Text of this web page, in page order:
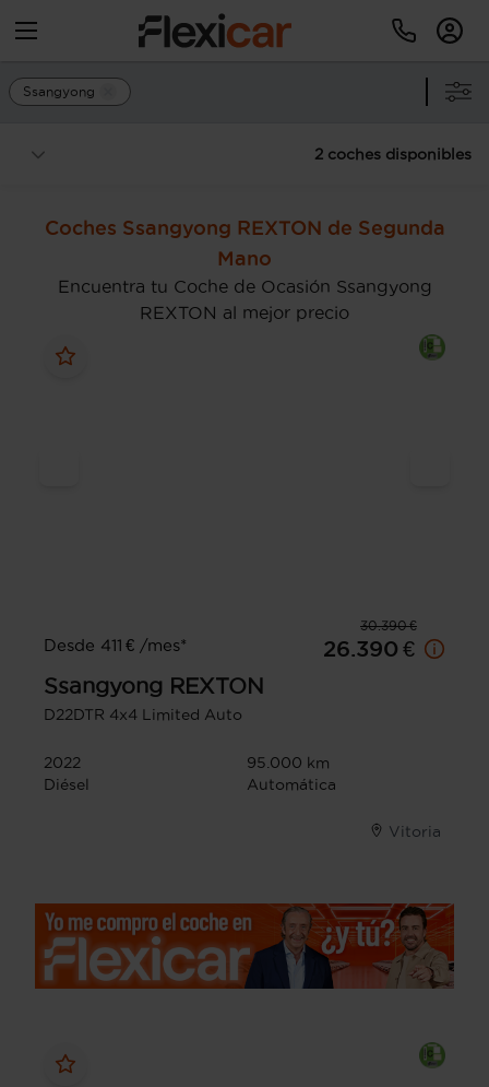
Ssangyong
2 coches disponibles
Coches Ssangyong REXTON de Segunda
Mano
Encuentra tu Coche de Ocasión Ssangyong
REXTON al mejor precio
30.390 €
Desde 411 € /mes*
26.390 €
Ssangyong REXTON
D22DTR 4x4 Limited Auto
2022
95.000 km
Diésel
Automática
Vitoria